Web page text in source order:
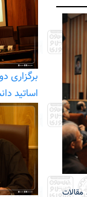
برگزاری
اساتید